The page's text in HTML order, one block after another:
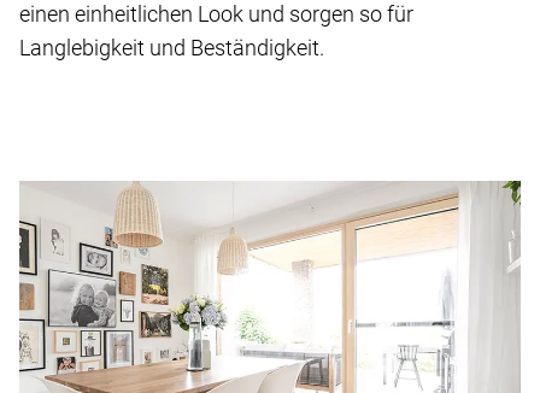
einen einheitlichen Look und sorgen so für
Langlebigkeit und Beständigkeit.